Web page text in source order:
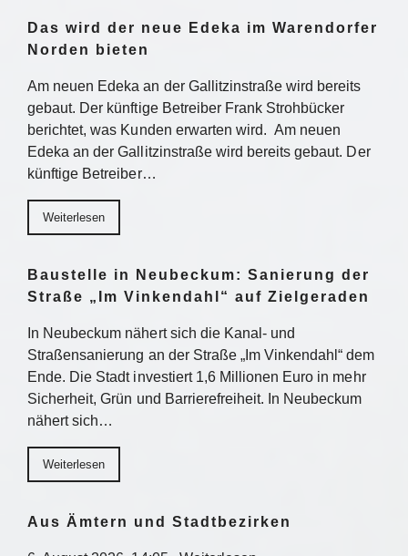
Das wird der neue Edeka im Warendorfer
Norden bieten
Am neuen Edeka an der Gallitzinstraße wird bereits
gebaut. Der künftige Betreiber Frank Strohbücker
berichtet, was Kunden erwarten wird. Am neuen
Edeka an der Gallitzinstraße wird bereits gebaut. Der
künftige Betreiber…
Weiterlesen
Baustelle in Neubeckum: Sanierung der
Straße „Im Vinkendahl“ auf Zielgeraden
In Neubeckum nähert sich die Kanal- und
Straßensanierung an der Straße „Im Vinkendahl“ dem
Ende. Die Stadt investiert 1,6 Millionen Euro in mehr
Sicherheit, Grün und Barrierefreiheit. In Neubeckum
nähert sich…
Weiterlesen
Aus Ämtern und Stadtbezirken